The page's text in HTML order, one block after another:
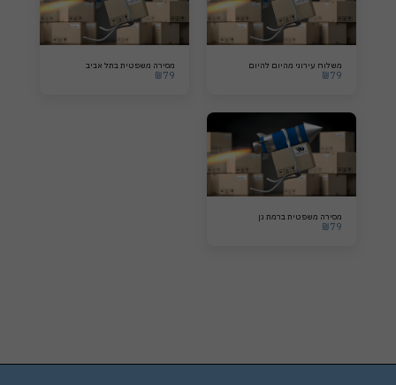
משלוח עירוני מהיום להיום
₪79
מסירה משפטית בתל אביב
₪79
מסירה משפטית ברמת גן
₪79